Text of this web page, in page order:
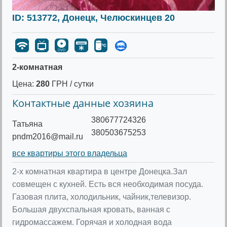
ID: 513772, Донецк, Челюскинцев 20
2-комнатная
Цена: 280 ГРН / сутки
Контактные данные хозяина
Татьяна
pndm2016@mail.ru
380677724326
380503675253
все квартиры этого владельца
2-х комнатная квартира в центре Донецка.Зал
совмещен с кухней. Есть вся необходимая посуда.
Газовая плита, холодильник, чайник,телевизор.
Большая двухспальная кровать, ванная с
гидромассажем. Горячая и холодная вода